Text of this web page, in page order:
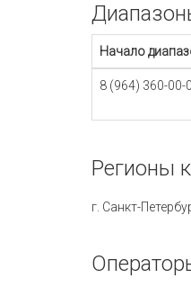
Начало
8 (964) 360-00-
Регионы
г. Санкт-